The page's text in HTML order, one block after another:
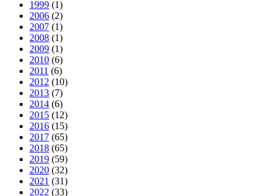
1999 (1)
2006 (2)
2007 (1)
2008 (1)
2009 (1)
2010 (6)
2011 (6)
2012 (10)
2013 (7)
2014 (6)
2015 (12)
2016 (15)
2017 (65)
2018 (65)
2019 (59)
2020 (32)
2021 (31)
2022 (33)